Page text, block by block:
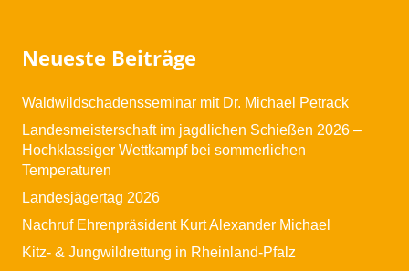
Neueste Beiträge
Waldwildschadensseminar mit Dr. Michael Petrack
Landesmeisterschaft im jagdlichen Schießen 2026 –
Hochklassiger Wettkampf bei sommerlichen
Temperaturen
Landesjägertag 2026
Nachruf Ehrenpräsident Kurt Alexander Michael
Kitz- & Jungwildrettung in Rheinland-Pfalz